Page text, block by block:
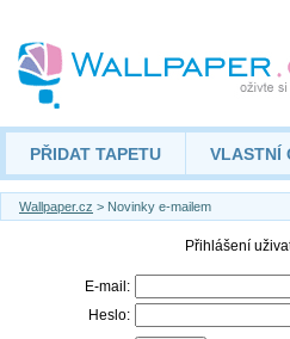
PŘIDAT TAPETU VLASTNÍ
Wallpaper.cz > Novinky e-mailem